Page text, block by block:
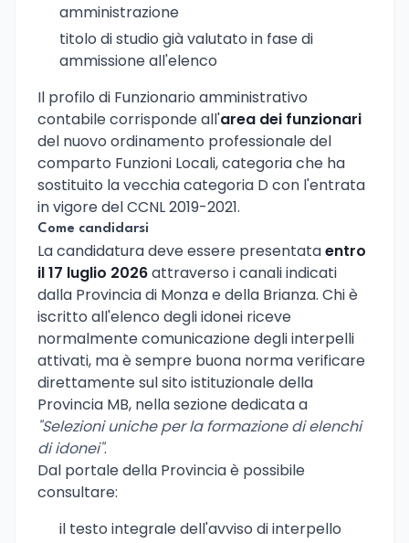
amministrazione
titolo di studio già valutato in fase di
ammissione all'elenco
Il profilo di Funzionario amministrativo
contabile corrisponde all'area dei funzionari
del nuovo ordinamento professionale del
comparto Funzioni Locali, categoria che ha
sostituito la vecchia categoria D con l'entrata
in vigore del CCNL 2019-2021.
Come candidarsi
La candidatura deve essere presentataentro
il 17 luglio 2026attraverso i canali indicati
dalla Provincia di Monza e della Brianza. Chi è
iscritto all'elenco degli idonei riceve
normalmente comunicazione degli interpelli
attivati, ma è sempre buona norma verificare
direttamente sul sito istituzionale della
Provincia MB, nella sezione dedicata a
"Selezioni uniche per la formazione di elenchi
di idonei".
Dal portale della Provincia è possibile
consultare:
il testo integrale dell'avviso di interpello